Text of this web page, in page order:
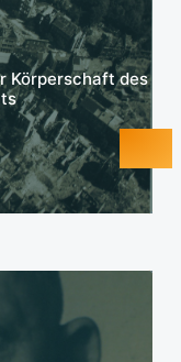
Körperschaft des